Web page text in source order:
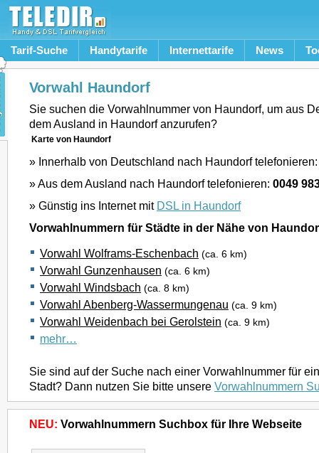
Tarif-Suche Handytarife Internettarife News
Vorwahl Haundorf
Sie suchen die Vorwahlnummer von Haundorf, um aus
dem Ausland in Haundorf anzurufen?
Karte von Haundorf
» Innerhalb von Deutschland nach Haundorf
» Aus dem Ausland nach Haundorf telefonieren: 0049
» Günstig ins Internet mit DSL in Haundorf
Vorwahlnummern für Städte in der Nähe von
Vorwahl Wolframs-Eschenbach (ca. 6 km)
Vorwahl Gunzenhausen (ca. 6 km)
Vorwahl Windsbach (ca. 8 km)
Vorwahl Abenberg-Wassermungenau (ca. 9 km)
Vorwahl Weidenbach bei Gerolstein (ca. 9 km)
mehr…
Sie sind auf der Suche nach einer Vorwahlnummer für
Stadt? Dann nutzen Sie bitte unsere Vorwahlnummern
NEU: Vorwahlnummern Suchbox für Ihre Webseite